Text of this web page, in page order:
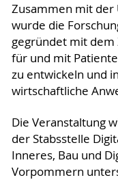
Zusammen mit der
wurde die
gegründet mit dem
für und mit
zu entwickeln und
wirtschaftliche
Die Veranstaltung
der Stabsstelle
Inneres, Bau und
Vorpommern